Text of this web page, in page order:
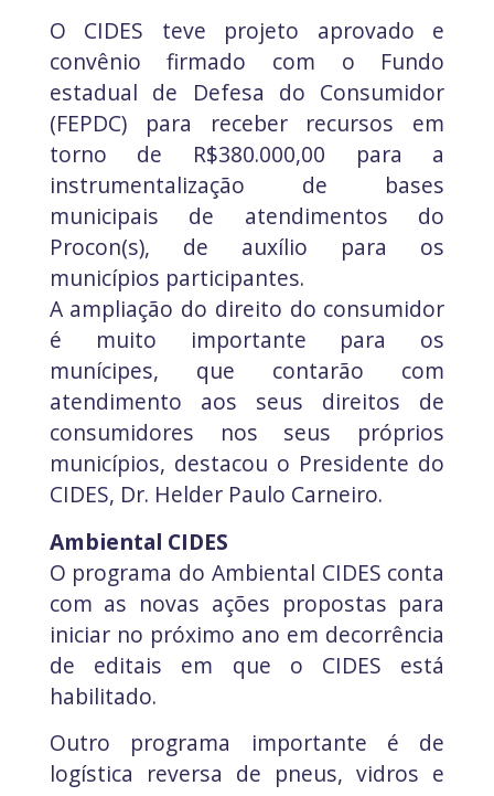
O CIDES teve projeto aprovado e
convênio firmado com o Fundo
estadual de Defesa do Consumidor
(FEPDC) para receber recursos em
torno de R$380.000,00 para a
instrumentalização de bases
municipais de atendimentos do
Procon(s), de auxílio para os
municípios participantes.
A ampliação do direito do consumidor
é muito importante para os
munícipes, que contarão com
atendimento aos seus direitos de
consumidores nos seus próprios
municípios, destacou o Presidente do
CIDES, Dr. Helder Paulo Carneiro.
Ambiental CIDES
O programa do Ambiental CIDES conta
com as novas ações propostas para
iniciar no próximo ano em decorrência
de editais em que o CIDES está
habilitado.
Outro programa importante é de
logística reversa de pneus, vidros e